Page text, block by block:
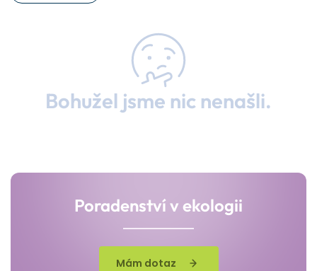
Bohužel jsme nic nenašli.
Poradenství v ekologii
Mám dotaz